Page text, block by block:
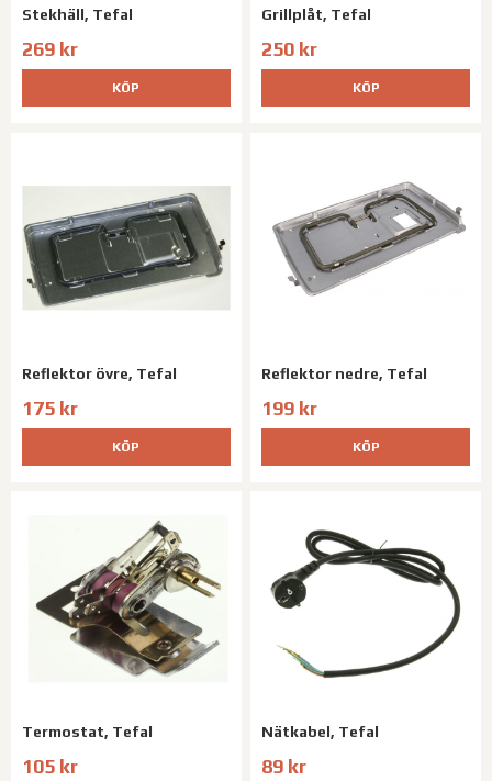
Stekhäll, Tefal
269 kr
KÖP
Grillplåt, Tefal
250 kr
KÖP
Reflektor övre, Tefal
175 kr
KÖP
Reflektor nedre, Tefal
199 kr
KÖP
Termostat, Tefal
105 kr
Nätkabel, Tefal
89 kr